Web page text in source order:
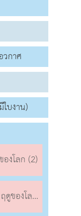
กาศ
บงาน)
งโลก (2)
งโลก (2)